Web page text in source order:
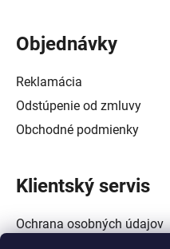
Objednávky
Reklamácia
Odstúpenie od zmluvy
Obchodné podmienky
Klientský servis
Ochrana osobných údajov